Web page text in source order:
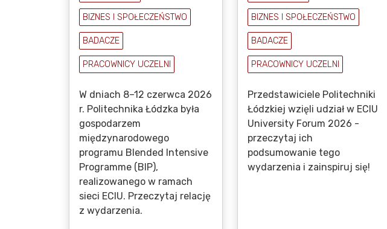
BIZNES I SPOŁECZEŃSTWO
BADACZE
PRACOWNICY UCZELNI
W dniach 8–12 czerwca 2026
r. Politechnika Łódzka była
gospodarzem
międzynarodowego
programu Blended Intensive
Programme (BIP),
realizowanego w ramach
sieci ECIU. Przeczytaj relację
z wydarzenia.
BIZNES I SPOŁECZEŃSTWO
BADACZE
PRACOWNICY UCZELNI
Przedstawiciele Politechniki
Łódzkiej wzięli udział w ECIU
University Forum 2026 -
przeczytaj ich
podsumowanie tego
wydarzenia i zainspiruj się!